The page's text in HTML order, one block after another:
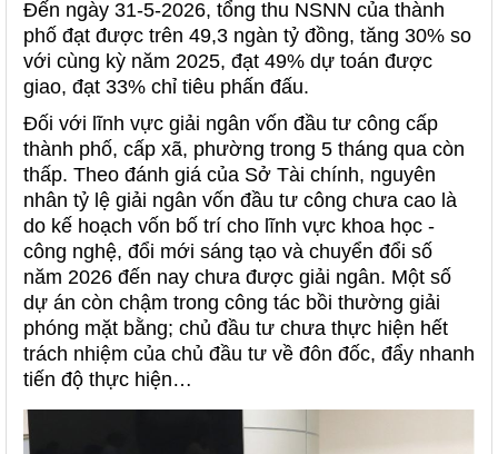
Đến ngày 31-5-2026, tổng thu NSNN của thành
phố đạt được trên 49,3 ngàn tỷ đồng, tăng 30% so
với cùng kỳ năm 2025, đạt 49% dự toán được
giao, đạt 33% chỉ tiêu phấn đấu.
Đối với lĩnh vực giải ngân vốn đầu tư công cấp
thành phố, cấp xã, phường trong 5 tháng qua còn
thấp. Theo đánh giá của Sở Tài chính, nguyên
nhân tỷ lệ giải ngân vốn đầu tư công chưa cao là
do kế hoạch vốn bố trí cho lĩnh vực khoa học -
công nghệ, đổi mới sáng tạo và chuyển đổi số
năm 2026 đến nay chưa được giải ngân. Một số
dự án còn chậm trong công tác bồi thường giải
phóng mặt bằng; chủ đầu tư chưa thực hiện hết
trách nhiệm của chủ đầu tư về đôn đốc, đẩy nhanh
tiến độ thực hiện…